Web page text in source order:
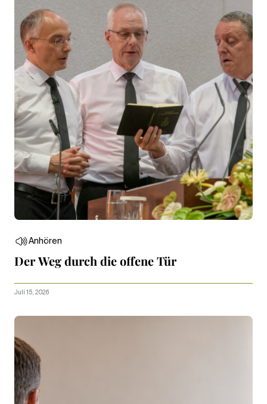
Anhören
Der Weg durch die offene Tür
Juli 15, 2026